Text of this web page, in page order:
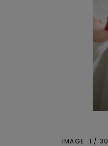
IMAGE 1 / 30